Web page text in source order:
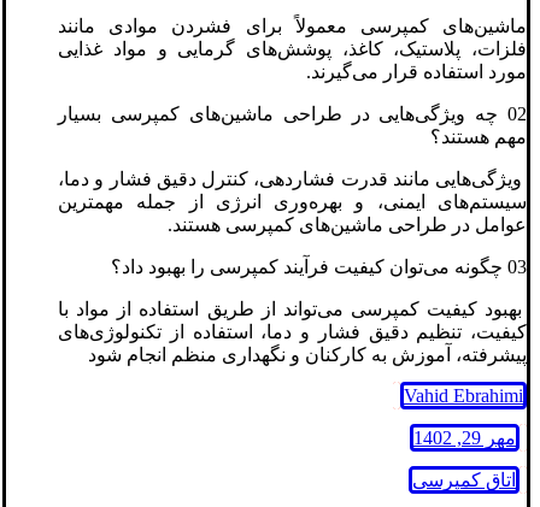
ماشین‌های کمپرسی معمولاً برای فشردن موادی مانند
فلزات، پلاستیک، کاغذ، پوشش‌های گرمایی و مواد غذایی
مورد استفاده قرار می‌گیرند.
02 چه ویژگی‌هایی در طراحی ماشین‌های کمپرسی بسیار
مهم هستند؟
ویژگی‌هایی مانند قدرت فشاردهی، کنترل دقیق فشار و دما،
سیستم‌های ایمنی، و بهره‌وری انرژی از جمله مهمترین
عوامل در طراحی ماشین‌های کمپرسی هستند.
03 چگونه می‌توان کیفیت فرآیند کمپرسی را بهبود داد؟
بهبود کیفیت کمپرسی می‌تواند از طریق استفاده از مواد با
کیفیت، تنظیم دقیق فشار و دما، استفاده از تکنولوژی‌های
پیشرفته، آموزش به کارکنان و نگهداری منظم انجام شود
Vahid Ebrahimi
مهر 29, 1402
اتاق کمپرسی